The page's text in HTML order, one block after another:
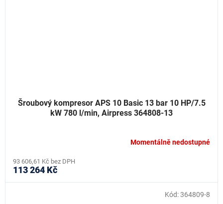
Šroubový kompresor APS 10 Basic 13 bar 10 HP/7.5
kW 780 l/min, Airpress 364808-13
Momentálně nedostupné
93 606,61 Kč bez DPH
113 264 Kč
Kód:364809-8